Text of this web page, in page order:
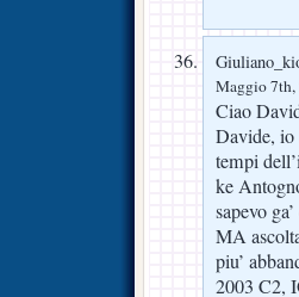
Maggio 7th,
Ciao
Davide, io
tempi
ke
sapevo
MA
piu’
2003 C2,